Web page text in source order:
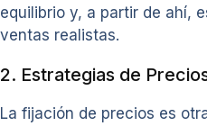
equilibrio y, a partir de ahí,
ventas realistas.
2. Estrategias de
La fijación de precios es